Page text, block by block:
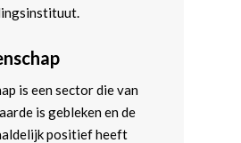
is een sector die van
is gebleken en de
positief heeft